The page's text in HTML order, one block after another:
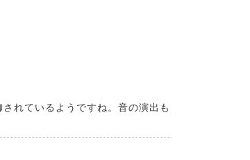
れているようですね。音の演出も